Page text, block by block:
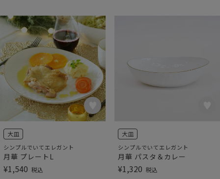
大皿
シンプルでいてエレガント
月華 プレートL
¥1,540 税込
大皿
シンプルでいてエレガント
月華 パスタ＆カレー
¥1,320 税込